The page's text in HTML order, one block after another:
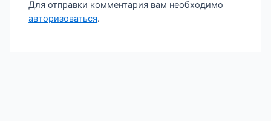
Для отправки комментария вам необходимо
авторизоваться.